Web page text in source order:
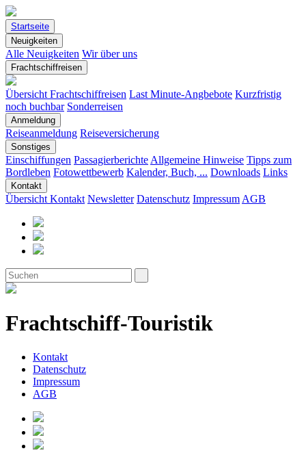
Startseite
Neuigkeiten
Alle Neuigkeiten Wir über uns
Frachtschiffreisen
Übersicht Frachtschiffreisen Last Minute-Angbebote Kurzfristig
noch buchbar Sonderreisen
Anmeldung
Reiseanmeldung Reiseversicherung
Sonstiges
Einschiffungen Passagierberichte Allgemeine Hinweise Tipps zum
Bordleben Fotowettbewerb Kalender, Buch, ... Downloads Links
Kontakt
Übersicht Kontakt Newsletter Datenschutz Impressum AGB
Frachtschiff-Touristik
Kontakt
Datenschutz
Impressum
AGB